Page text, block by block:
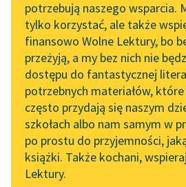
online z tłumaczkami
literatury skandynawskiej
Spotkanie z Katarzyną
Tunkiel w Oslo
Wolne Lektury na 32.
Pol’and’Rock Festivalu
„Kochanek Lady
Chatterley” do słuchania
na Wolnych Lekturach
API
potrzebują naszego wsparcia.
tylko korzystać, ale także
finansowo Wolne Lektury, bo
przeżyją, a my bez nich nie
dostępu do fantastycznej
potrzebnych materiałów,
często przydają się naszym
szkołach albo nam samym w
po prostu do przyjemności,
książki. Także kochani,
Lektury.